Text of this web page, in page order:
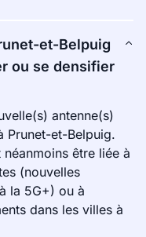
et-Belpuig
ou se densifier
antenne(s)
Prunet-et-Belpuig.
être liée à
(nouvelles
la 5G+) ou à
dans les villes à